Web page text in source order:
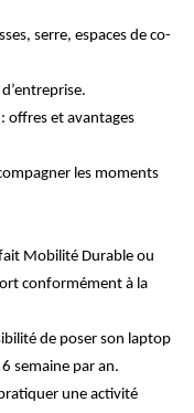
serre, espaces de co-
: offres et avantages
les moments
Mobilité Durable ou
conformément à la
de poser son laptop
semaine par an.
une activité